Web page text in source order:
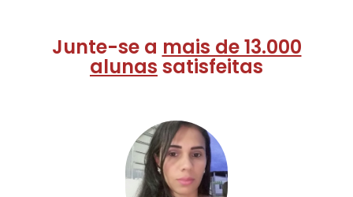
Junte-se a mais de 13.000
alunas satisfeitas